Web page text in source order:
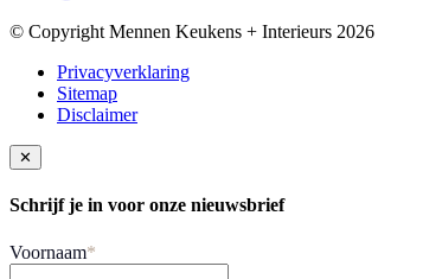
© Copyright Mennen Keukens + Interieurs 2026
Privacyverklaring
Sitemap
Disclaimer
✕
Schrijf je in voor onze nieuwsbrief
Voornaam*